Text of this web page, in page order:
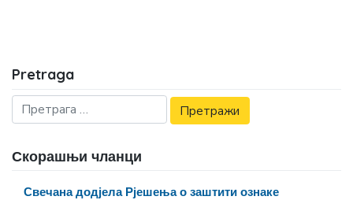
Pretraga
Скорашњи чланци
Свечана додјела Рјешења о заштити ознаке